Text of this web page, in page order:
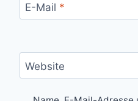
E-Mail *
Website